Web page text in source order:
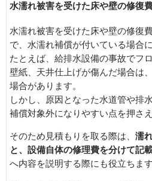
水濡れ被害を受けた床や壁の修復
水濡れ被害を受けた床や壁の修復
で、水濡れ補償が付いている場合
たとえば、給排水設備の事故でフ
壁紙、天井仕上げが傷んだ場合は
場合があります。
しかし、原因となった水道管や排
補償対象外になりやすい点を押さ
そのため見積もりを取る際は、 濡
と、設備自体の修理費を分けて記
へ内容を説明する際にも役立ちます